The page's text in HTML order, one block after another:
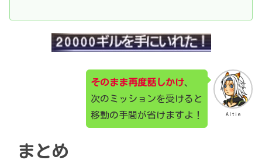
Altie
そのまま再度話しかけ、
次のミッションを受けると
移動の手間が省けますよ！
まとめ